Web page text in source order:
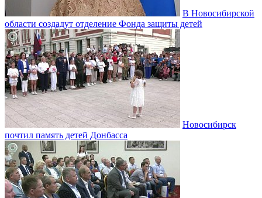
В Новосибирской
области создадут отделение Фонда защиты детей
Новосибирск
почтил память детей Донбасса